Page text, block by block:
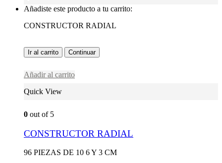
Añadiste este producto a tu carrito:
CONSTRUCTOR RADIAL
Ir al carrito Continuar
Añadir al carrito
Quick View
0 out of 5
CONSTRUCTOR RADIAL
96 PIEZAS DE 10 6 Y 3 CM